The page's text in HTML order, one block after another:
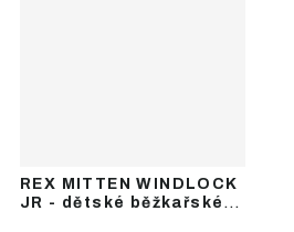
REX MITTEN WINDLOCK
JR - dětské běžkařské